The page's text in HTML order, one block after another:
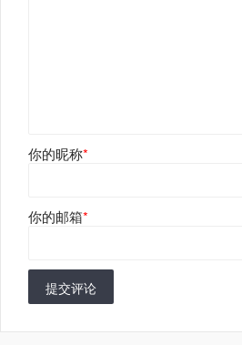
你的昵称*
你的邮箱*
提交评论